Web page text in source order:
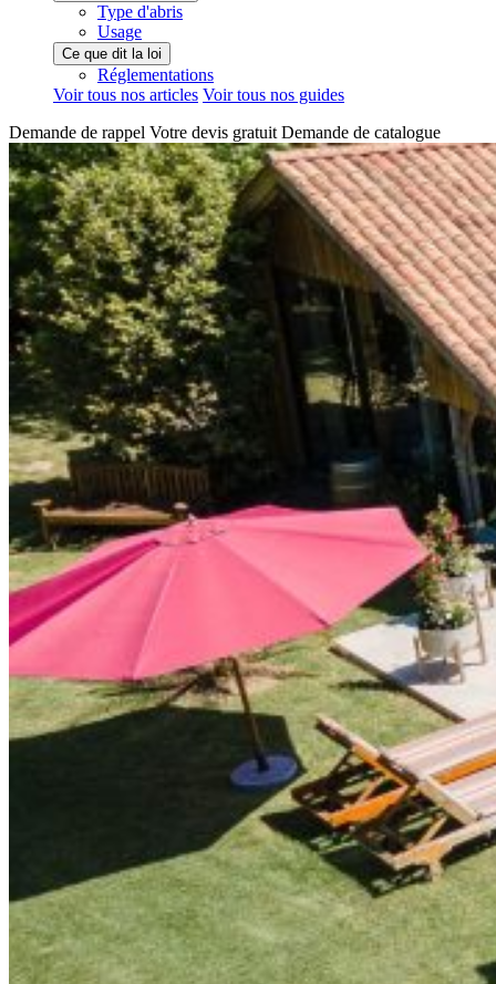
Type d'abris
Usage
Ce que dit la loi
Réglementations
Voir tous nos articles Voir tous nos guides
Demande de rappel Votre devis gratuit Demande de catalogue